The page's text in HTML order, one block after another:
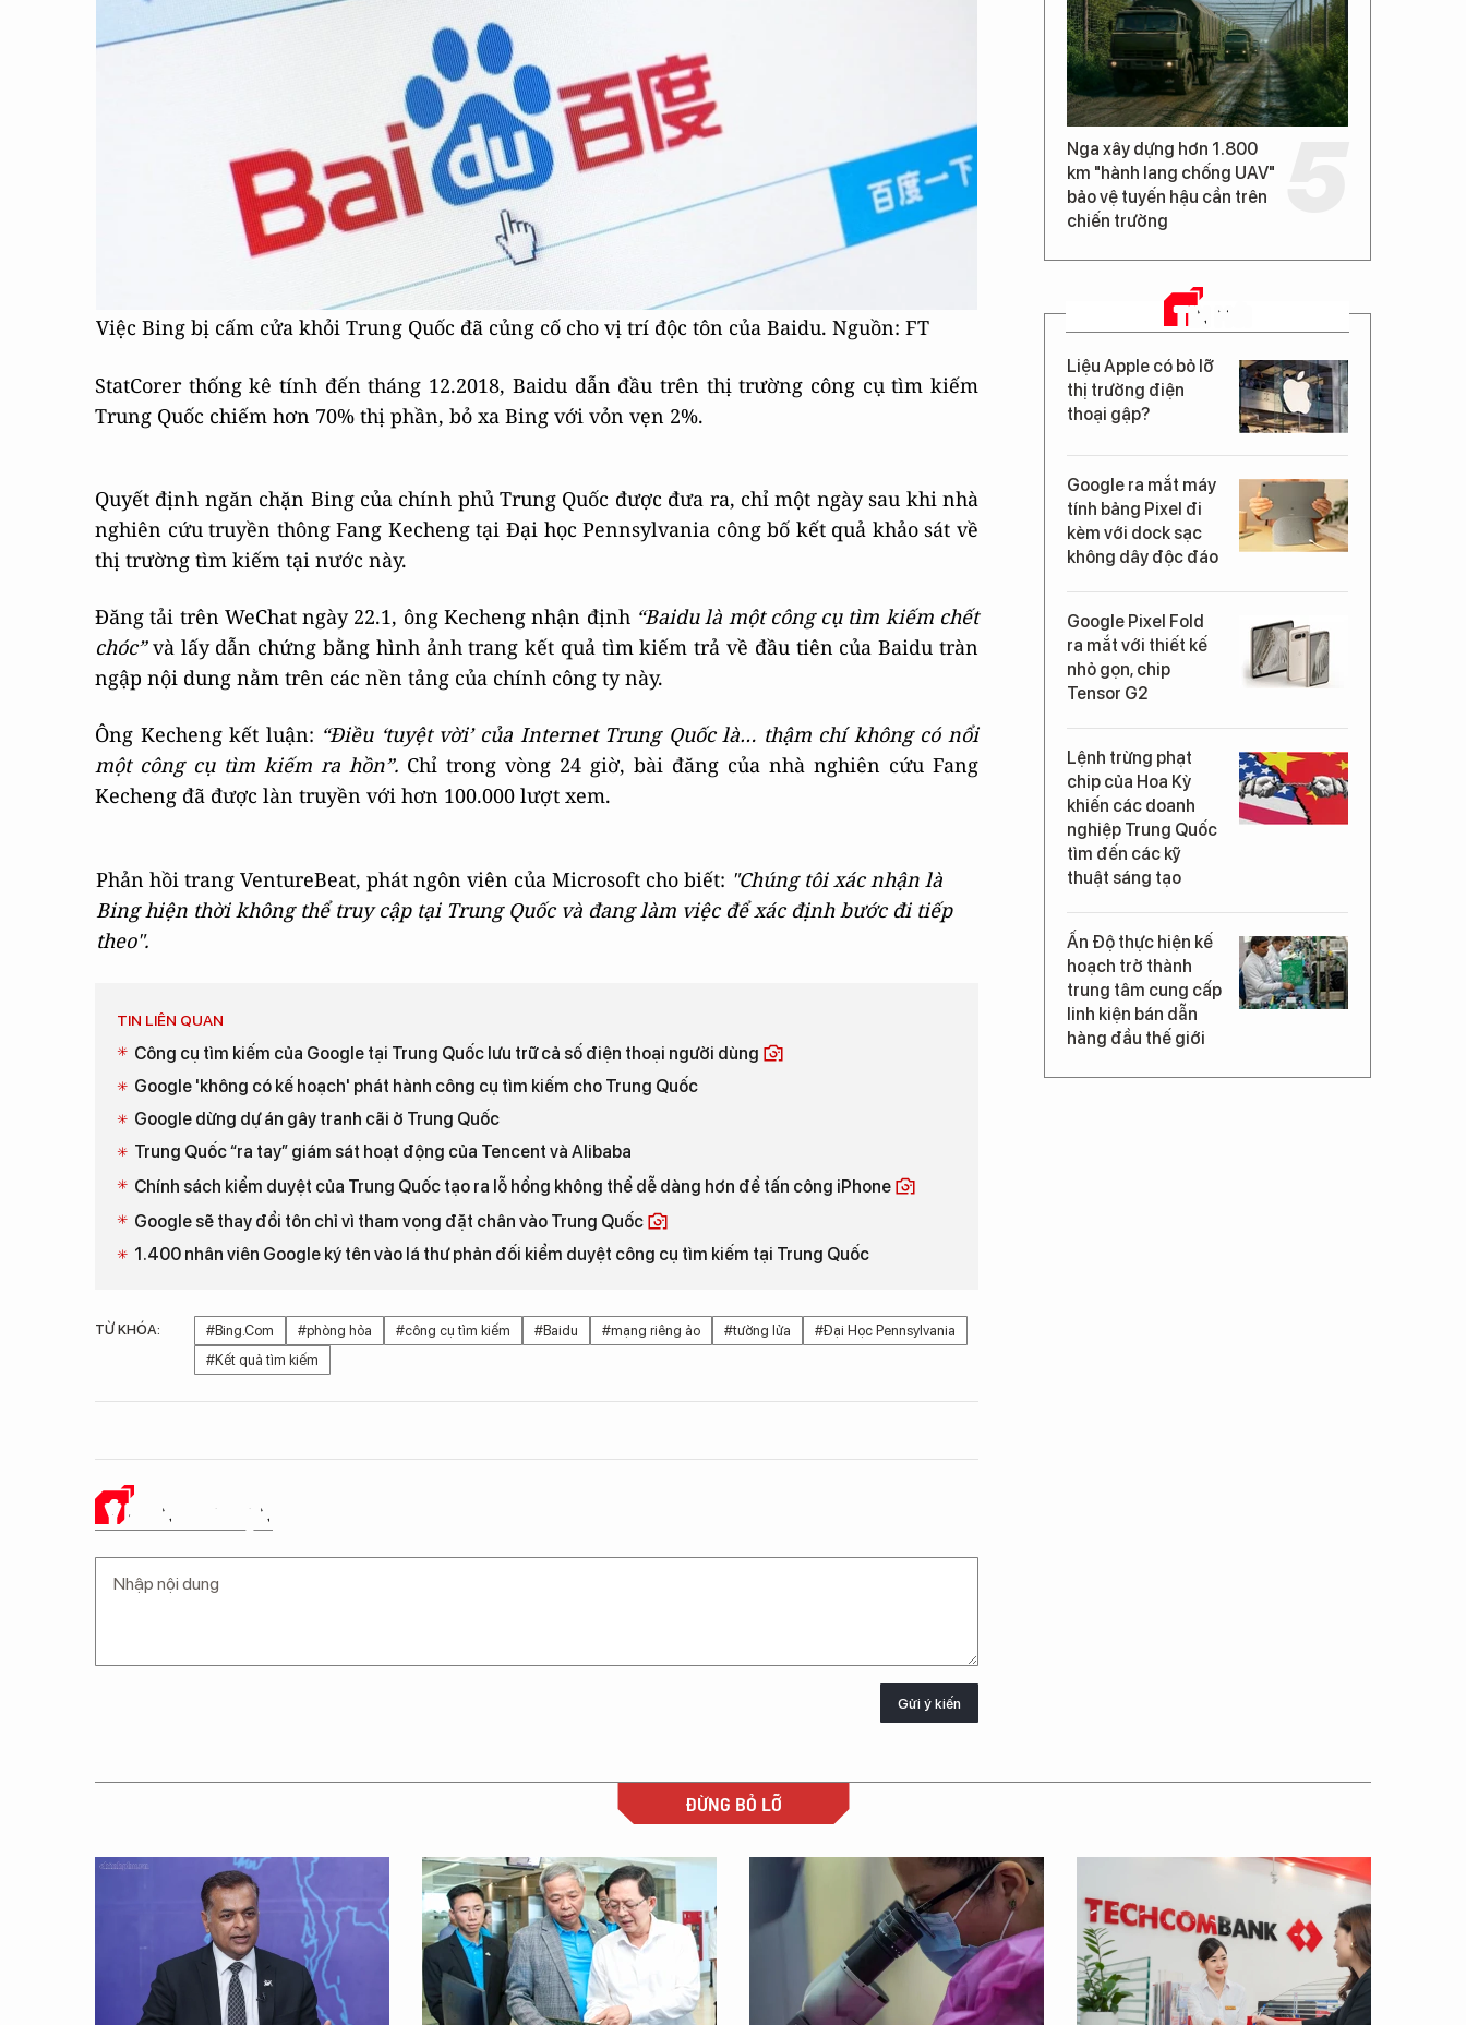
Việc Bing bị cấm cửa khỏi Trung Quốc đã củng cố cho vị trí độc tôn của Baidu. Nguồn: FT
StatCorer thống kê tính đến tháng 12.2018, Baidu dẫn đầu trên thị trường công cụ tìm kiếm
Trung Quốc chiếm hơn 70% thị phần, bỏ xa Bing với vỏn vẹn 2%.
Quyết định ngăn chặn Bing của chính phủ Trung Quốc được đưa ra, chỉ một ngày sau khi nhà
nghiên cứu truyền thông Fang Kecheng tại Đại học Pennsylvania công bố kết quả khảo sát về
thị trường tìm kiếm tại nước này.
Đăng tải trên WeChat ngày 22.1, ông Kecheng nhận định “Baidu là một công cụ tìm kiếm chết
chóc”và lấy dẫn chứng bằng hình ảnh trang kết quả tìm kiếm trả về đầu tiên của Baidu tràn
ngập nội dung nằm trên các nền tảng của chính công ty này.
Ông Kecheng kết luận: “Điều ‘tuyệt vời’ của Internet Trung Quốc là… thậm chí không có nổi
một công cụ tìm kiếm ra hồn”. Chỉ trong vòng 24 giờ, bài đăng của nhà nghiên cứu Fang
Kecheng đã được làn truyền với hơn 100.000 lượt xem.
Phản hồi trang VentureBeat, phát ngôn viên của Microsoft cho biết: "Chúng tôi xác nhận là
Bing hiện thời không thể truy cập tại Trung Quốc và đang làm việc để xác định bước đi tiếp
theo".
TIN LIÊN QUAN
Công cụ tìm kiếm của Google tại Trung Quốc lưu trữ cả số điện thoại người dùng
Google 'không có kế hoạch' phát hành công cụ tìm kiếm cho Trung Quốc
Google dừng dự án gây tranh cãi ở Trung Quốc
Trung Quốc “ra tay” giám sát hoạt động của Tencent và Alibaba
Chính sách kiểm duyệt của Trung Quốc tạo ra lỗ hổng không thể dễ dàng hơn để tấn công iPhone
Google sẽ thay đổi tôn chỉ vì tham vọng đặt chân vào Trung Quốc
1.400 nhân viên Google ký tên vào lá thư phản đối kiểm duyệt công cụ tìm kiếm tại Trung Quốc
TỪ KHÓA: #Bing.Com #phòng hỏa #công cụ tìm kiếm #Baidu #mạng riêng ảo #tường lửa
#Đại Học Pennsylvania
#Kết quả tìm kiếm
Ý KIẾN CỦA BẠN
Gửi ý kiến
Nga xây dựng hơn 1.800
km "hành lang chống UAV"
bảo vệ tuyến hậu cần trên
chiến trường
TIN MỚI
Liệu Apple có bỏ lỡ
thị trường điện
thoại gập?
Google ra mắt máy
tính bảng Pixel đi
kèm với dock sạc
không dây độc đáo
Google Pixel Fold
ra mắt với thiết kế
nhỏ gọn, chip
Tensor G2
Lệnh trừng phạt
chip của Hoa Kỳ
khiến các doanh
nghiệp Trung Quốc
tìm đến các kỹ
thuật sáng tạo
Ấn Độ thực hiện kế
hoạch trở thành
trung tâm cung cấp
linh kiện bán dẫn
hàng đầu thế giới
ĐỪNG BỎ LỠ